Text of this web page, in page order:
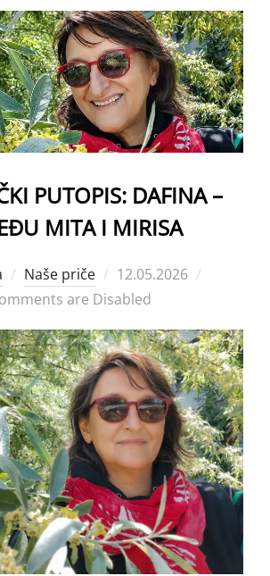
PUTOPIS: DAFINA –
MITA I MIRISA
Naše priče
Posted
on
12.05.2026
are Disabled